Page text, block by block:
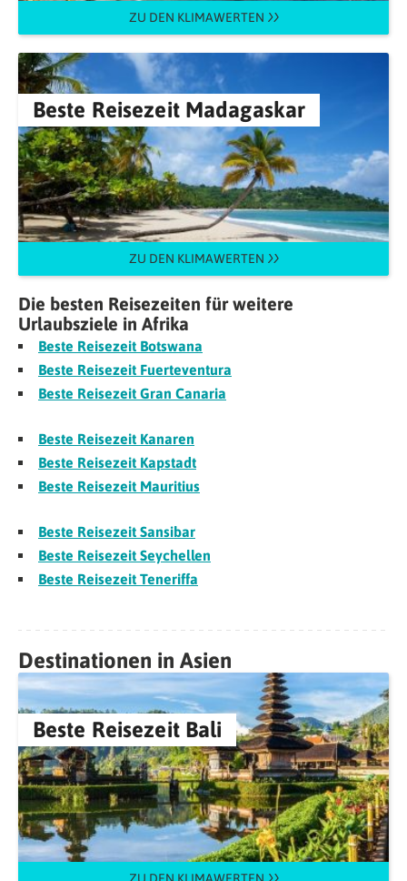
ZU DEN KLIMAWERTEN
Beste Reisezeit Madagaskar
ZU DEN KLIMAWERTEN
Die besten Reisezeiten für weitere
Urlaubsziele in Afrika
Beste Reisezeit Botswana
Beste Reisezeit Fuerteventura
Beste Reisezeit Gran Canaria
Beste Reisezeit Kanaren
Beste Reisezeit Kapstadt
Beste Reisezeit Mauritius
Beste Reisezeit Sansibar
Beste Reisezeit Seychellen
Beste Reisezeit Teneriffa
Destinationen in Asien
Beste Reisezeit Bali